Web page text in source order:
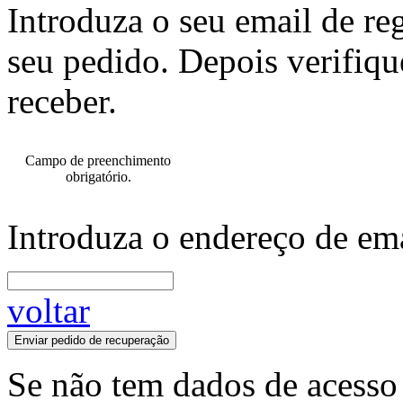
Introduza o seu email de
seu pedido. Depois
receber.
Campo de preenchimento
obrigatório.
Introduza o endereço de
voltar
Enviar pedido de recuperação
Se não tem dados de